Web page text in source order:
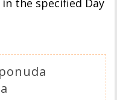
the specified Day